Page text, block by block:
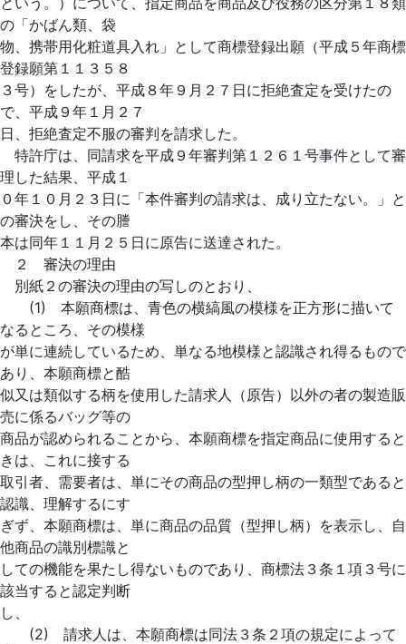
の「かばん類、袋
物、携帯用化粧道具入れ」として商標登録出願（平成５年商標
登録願第１１３５８
３号）をしたが、平成８年９月２７日に拒絶査定を受けたの
で、平成９年１月２７
日、拒絶査定不服の審判を請求した。
特許庁は、同請求を平成９年審判第１２６１号事件として審
理した結果、平成１
０年１０月２３日に「本件審判の請求は、成り立たない。」と
の審決をし、その謄
本は同年１１月２５日に原告に送達された。
２ 審決の理由
別紙２の審決の理由の写しのとおり、
(1) 本願商標は、青色の横縞風の模様を正方形に描いて
なるところ、その模様
が単に連続しているため、単なる地模様と認識され得るもので
あり、本願商標と酷
似又は類似する柄を使用した請求人（原告）以外の者の製造販
売に係るバッグ等の
商品が認められることから、本願商標を指定商品に使用すると
きは、これに接する
取引者、需要者は、単にその商品の型押し柄の一類型であると
認識、理解するにす
ぎず、本願商標は、単に商品の品質（型押し柄）を表示し、自
他商品の識別標識と
しての機能を果たし得ないものであり、商標法３条１項３号に
該当すると認定判断
し、
(2) 請求人は、本願商標は同法３条２項の規定によって